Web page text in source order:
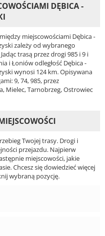
DĘBICA -
miejscowościami Dębica -
zależy od wybranego
trasą przez drogi 985 i 9 i
i Łoniów odległość Dębica -
wynosi 124 km. Opisywana
9, 74, 985, przez
Mielec, Tarnobrzeg, Ostrowiec
Twojej trasy. Drogi i
przejazdu. Najpierw
miejscowości, jakie
Chcesz się dowiedzieć więcej
wybraną pozycję.